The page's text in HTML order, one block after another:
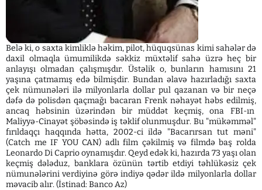
Belə ki, o saxta kimliklə həkim, pilot, hüquqsünas kimi sahələr də
daxil olmaqla ümumilikdə səkkiz müxtəlif sahə üzrə heç bir
anlayışı olmadan çalışmışdır. Üstəlik o, bunların hamısını 21
yaşına çatmamış edə bilmişdir. Bundan əlavə hazırladığı saxta
çek nümunələri ilə milyonlarla dollar pul qazanan və bir neçə
dəfə də polisdən qaçmağı bacaran Frenk nəhayət həbs edilmiş,
ancaq həbsinin üzərindən bir müddət keçmiş, ona FBI-ın
Maliyyə-Cinayət şöbəsində iş təklif olunmuşdur. Bu "mükəmməl"
fırıldaqçı haqqında hətta, 2002-ci ildə "Bacarırsan tut məni"
(Catch me IF YOU CAN) adlı film çəkilmiş və filmdə baş rolda
Leonardo Di Caprio oynamışdır. Qeyd edək ki, hazırda 73 yaşı olan
keçmiş dələduz, banklara özünün tərtib etdiyi təhlükəsiz çek
nümunələrini verdiyinə görə indiyə qədər ildə milyonlarla dollar
məvacib alır. (İstinad: Banco Az)